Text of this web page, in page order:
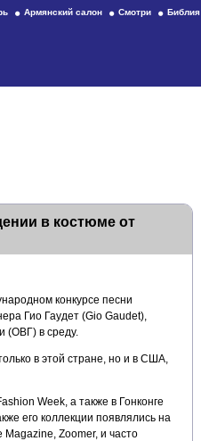
Армянский салон Смотри Библия
в костюме от
конкурсе песни
Гио Гаудет (Gio Gaudet),
(ОВГ) в среду.
в этой стране, но и в США,
Week, а также в Гонконге
его коллекции появлялись на
Magazine, Zoomer, и часто